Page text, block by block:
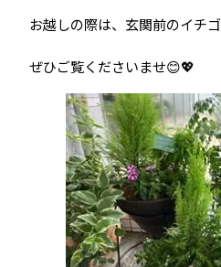
お越しの際は、玄関前のイチ
ぜひご覧くださいませ😊💖